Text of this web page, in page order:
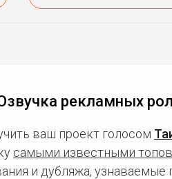
рекламных
ваш проект голосом
самыми известными
и дубляжа,